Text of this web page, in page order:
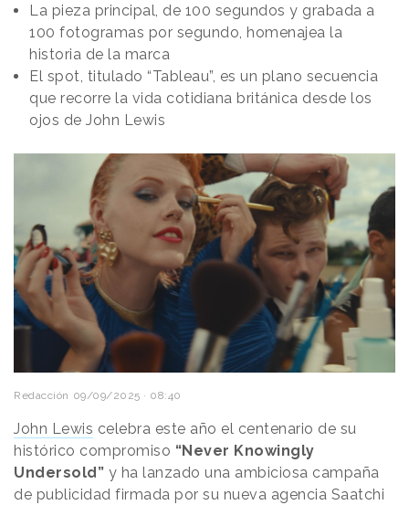
La pieza principal, de 100 segundos y grabada a
100 fotogramas por segundo, homenajea la
historia de la marca
El spot, titulado “Tableau”, es un plano secuencia
que recorre la vida cotidiana británica desde los
ojos de John Lewis
Redacción 09/09/2025 · 08:40
John Lewis celebra este año el centenario de su
histórico compromiso “Never Knowingly
Undersold” y ha lanzado una ambiciosa campaña
de publicidad firmada por su nueva agencia Saatchi